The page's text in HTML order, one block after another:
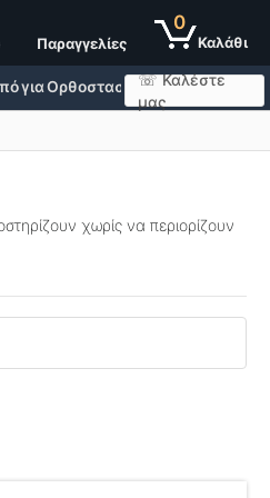
Παραγγελίες
0
☏ Καλέστε
μας
για Ορθοστασία Άθληση,
χωρίς να περιορίζουν